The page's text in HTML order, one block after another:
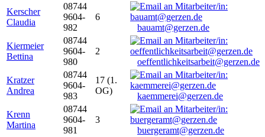
Kerscher
Claudia
08744
9604-
982
6
bauamt@gerzen.de
Kiermeier
Bettina
08744
9604-
980
2
oeffentlichkeitsarbeit@gerzen.de
Kratzer
Andrea
08744
9604-
983
17 (1.
OG)
kaemmerei@gerzen.de
Krenn
Martina
08744
9604-
981
3
buergeramt@gerzen.de